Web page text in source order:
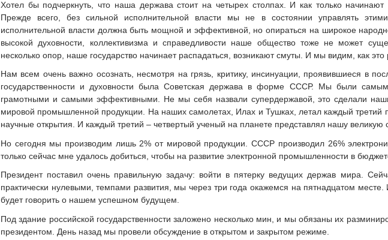
Хотел бы подчеркнуть, что наша держава стоит на четырех столпах. И как только
Прежде всего, без сильной исполнительной власти мы не в состоянии управлять
исполнительной власти должна быть мощной и эффективной, но опираться на широкое
высокой духовности, коллективизма и справедливости наше общество тоже не может
несколько опор, наше государство начинает распадаться, возникают смуты. И мы видим, как это
Нам всем очень важно осознать, несмотря на грязь, критику, инсинуации, проявившиеся в
государственности и духовности была Советская держава в форме СССР. Мы были
грамотными и самыми эффективными. Не мы себя назвали супердержавой, это сделали
мировой промышленной продукции. На наших самолетах, Илах и Тушках, летал каждый третий
научные открытия. И каждый третий – четвертый ученый на планете представлял нашу великую
Но сегодня мы производим лишь 2% от мировой продукции. СССР производил 26%
только сейчас мне удалось добиться, чтобы на развитие электронной промышленности в
Президент поставил очень правильную задачу: войти в пятерку ведущих держав мира.
практически нулевыми, темпами развития, мы через три года окажемся на пятнадцатом месте.
будет говорить о нашем успешном будущем.
Под здание российской государственности заложено несколько мин, и мы обязаны их
президентом. День назад мы провели обсуждение в открытом и закрытом режиме.